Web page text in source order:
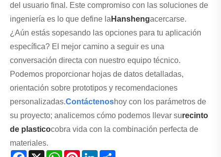
del usuario final. Este compromiso con las soluciones de
ingeniería es lo que define la Hanshengacercarse.
¿Aún estás sopesando las opciones para tu aplicación
específica? El mejor camino a seguir es una
conversación directa con nuestro equipo técnico.
Podemos proporcionar hojas de datos detalladas,
orientación sobre prototipos y recomendaciones
personalizadas.Contáctenoshoy con los parámetros de
su proyecto; analicemos cómo podemos llevar surecinto
de plasticocobra vida con la combinación perfecta de
materiales.